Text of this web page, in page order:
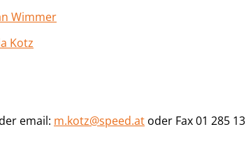
Wimmer
Kotz
email: m.kotz@speed.at oder Fax 01 285 13